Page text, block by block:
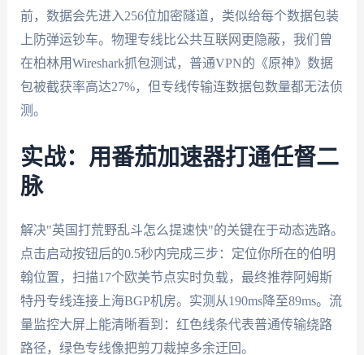
前，数据会先进入256位加密隧道，类似给每个数据包装
上防弹运钞车。物理专线比公共互联网更隐蔽，我们曾
在柏林用Wireshark抓包测试，普通VPN的《原神》数据
包被截获率高达27%，但专线传输连数据包数量都无法侦
测。
实战：用番茄加速器打通任督二
脉
解决"英国打荒野乱斗怎么提速快"的关键在于动态选路。
点击启动按钮后的0.5秒内完成三步：定位你所在的伯明
翰位置，扫描17个欧美节点实时负载，最终推荐阿姆斯
特丹专线连接上海BGP机房。实测从190ms降至89ms。流
量监控大屏上能清晰看到：红色线条代表普通传输绕路
路径，绿色专线像把剪刀裁掉多余迂回。